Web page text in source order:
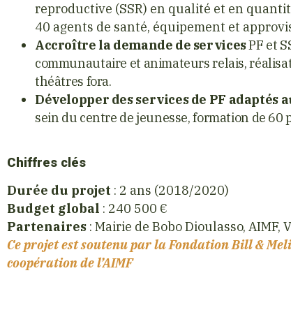
reproductive (SSR) en qualité et en
40 agents de santé, équipement et
Accroître la demande de servicesPF et
communautaire et animateurs relais,
théâtres fora.
Développer des services de PF adaptés
sein du centre de jeunesse, formation de
Chiffres clés
Durée du projet : 2 ans (2018/2020)
Budget global : 240 500 €
Partenaires : Mairie de Bobo Dioulasso, AIMF,
Ce projet est soutenu par la Fondation Bill &
coopération de l’AIMF